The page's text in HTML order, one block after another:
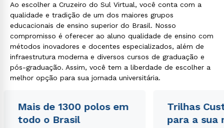
Ao escolher a Cruzeiro do Sul Virtual, você conta com a
qualidade e tradição de um dos maiores grupos
educacionais de ensino superior do Brasil. Nosso
compromisso é oferecer ao aluno qualidade de ensino com
métodos inovadores e docentes especializados, além de
infraestrutura moderna e diversos cursos de graduação e
pós-graduação. Assim, você tem a liberdade de escolher a
melhor opção para sua jornada universitária.
Mais de 1300 polos em
todo o Brasil
Trilhas
para a sua